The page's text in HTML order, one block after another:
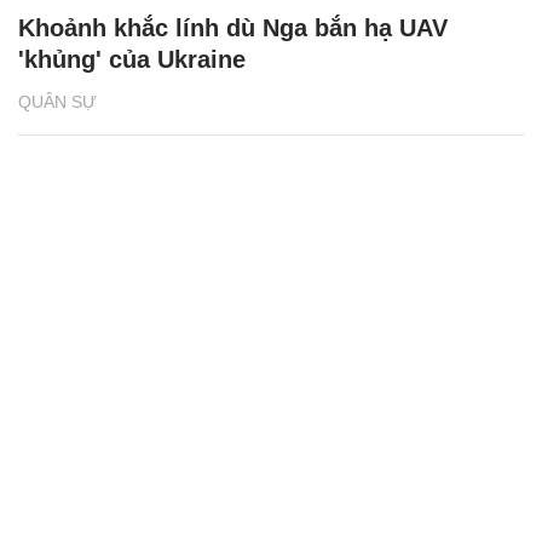
QUÂN SỰ
Khoảnh khắc lính dù Nga bắn hạ UAV
'khủng' của Ukraine